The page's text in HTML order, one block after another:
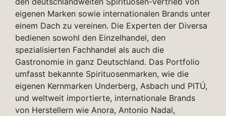
eigenen Marken sowie internationalen Brands unter
einem Dach zu vereinen. Die Experten der Diversa
bedienen sowohl den Einzelhandel, den
spezialisierten Fachhandel als auch die
Gastronomie in ganz Deutschland. Das Portfolio
umfasst bekannte Spirituosenmarken, wie die
eigenen Kernmarken Underberg, Asbach und PITÚ,
und weltweit importierte, internationale Brands
von Herstellern wie Anora, Antonio Nadal,